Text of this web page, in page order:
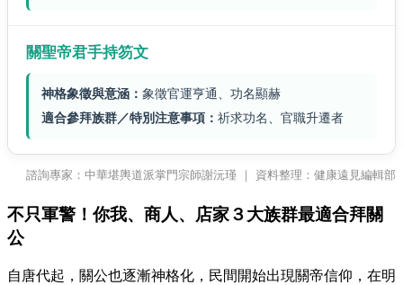
關聖帝君手持笏文
神格象徵與意涵： 象徵官運亨通、功名顯赫
適合參拜族群／特別注意事項： 祈求功名、官職升遷者
諮詢專家：中華堪輿道派掌門宗師謝沅瑾 ｜ 資料整理：健康遠見編輯部
不只軍警！你我、商人、店家３大族群最適合拜關
公
自唐代起，關公也逐漸神格化，民間開始出現關帝信仰，在明